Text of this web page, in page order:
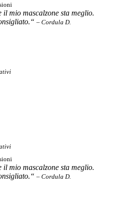
il mio mascalzone sta meglio.
– Cordula D.
il mio mascalzone sta meglio.
– Cordula D.